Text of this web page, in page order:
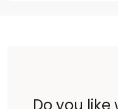
Do you like